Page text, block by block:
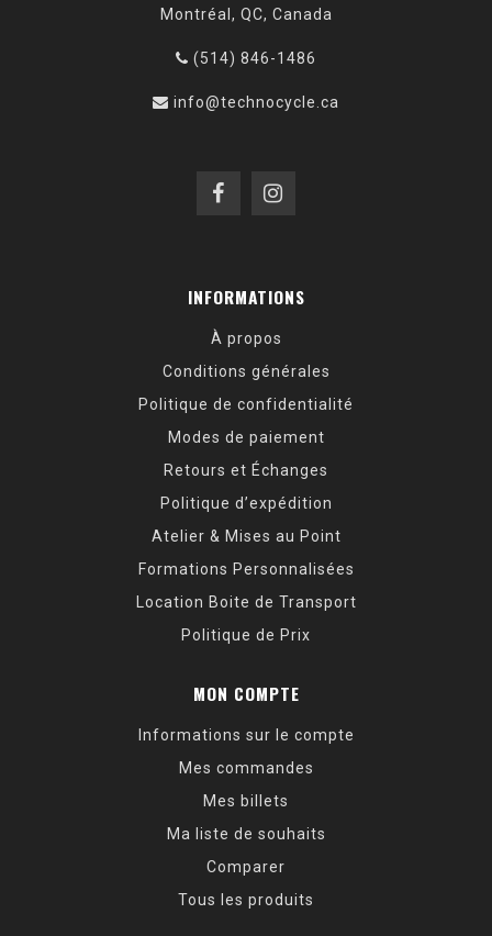
Montréal, QC, Canada
(514) 846-1486
info@technocycle.ca
INFORMATIONS
À propos
Conditions générales
Politique de confidentialité
Modes de paiement
Retours et Échanges
Politique d’expédition
Atelier & Mises au Point
Formations Personnalisées
Location Boite de Transport
Politique de Prix
MON COMPTE
Informations sur le compte
Mes commandes
Mes billets
Ma liste de souhaits
Comparer
Tous les produits